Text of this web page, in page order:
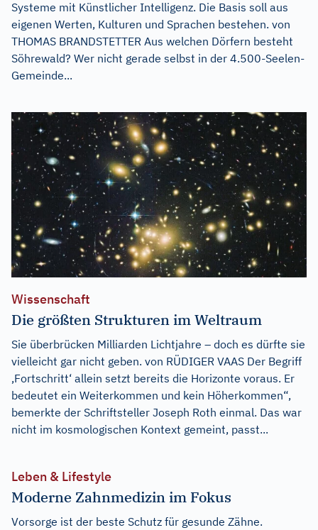
Systeme mit Künstlicher Intelligenz. Die Basis soll aus
eigenen Werten, Kulturen und Sprachen bestehen. von
THOMAS BRANDSTETTER Aus welchen Dörfern besteht
Söhrewald? Wer nicht gerade selbst in der 4.500-Seelen-
Gemeinde...
Wissenschaft
Die größten Strukturen im Weltraum
Sie überbrücken Milliarden Lichtjahre – doch es dürfte sie
vielleicht gar nicht geben. von RÜDIGER VAAS Der Begriff
,Fortschritt‘ allein setzt bereits die Horizonte voraus. Er
bedeutet ein Weiterkommen und kein Höherkommen“,
bemerkte der Schriftsteller Joseph Roth einmal. Das war
nicht im kosmologischen Kontext gemeint, passt...
Leben & Lifestyle
Moderne Zahnmedizin im Fokus
Vorsorge ist der beste Schutz für gesunde Zähne.